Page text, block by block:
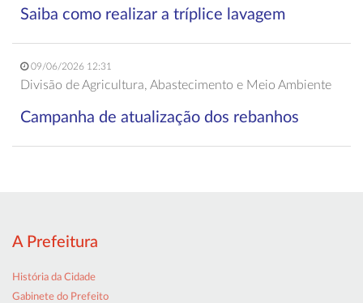
Saiba como realizar a tríplice lavagem
09/06/2026 12:31
Divisão de Agricultura, Abastecimento e Meio Ambiente
Campanha de atualização dos rebanhos
A Prefeitura
História da Cidade
Gabinete do Prefeito